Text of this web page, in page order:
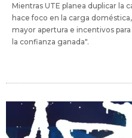
Mientras UTE planea duplicar la
hace foco en la carga
mayor apertura e incentivos
la confianza ganada".